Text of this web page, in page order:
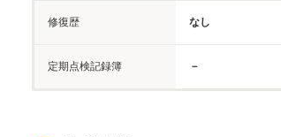
修復歴 なし
定期点検記録簿 －